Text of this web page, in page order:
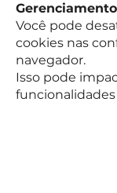
Você pode
cookies nas
navegador.
Isso pode